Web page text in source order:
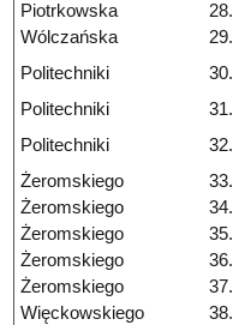
Piotrkowska
28.
Wólczańska
29.
Politechniki
30.
Politechniki 31.
Politechniki
32.
Żeromskiego 33.
Żeromskiego
34.
Żeromskiego
35.
Żeromskiego
36.
Żeromskiego
37.
Więckowskiego
38.